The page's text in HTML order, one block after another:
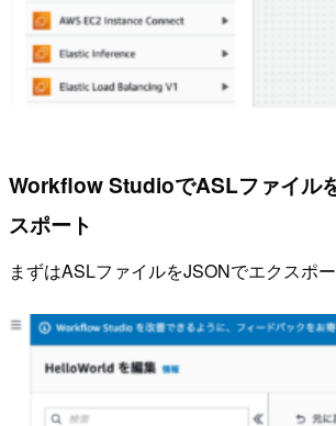
Workflow StudioでASLファイル
スポート
まずはASLファイルをJSONでエクスポー